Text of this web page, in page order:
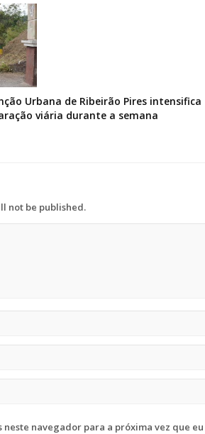
Urbana de Ribeirão Pires intensifica
viária durante a semana
not be published.
neste navegador para a próxima vez que